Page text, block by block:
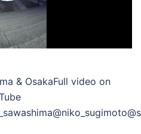
デ
を